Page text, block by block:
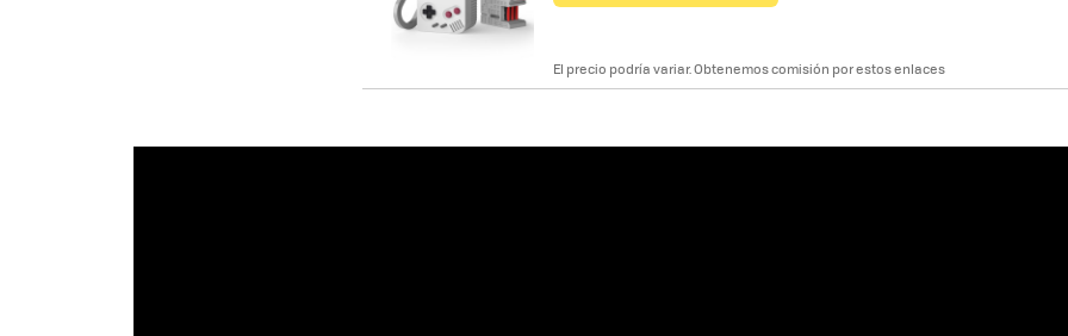
El precio podría variar. Obtenemos comisión por estos enlaces